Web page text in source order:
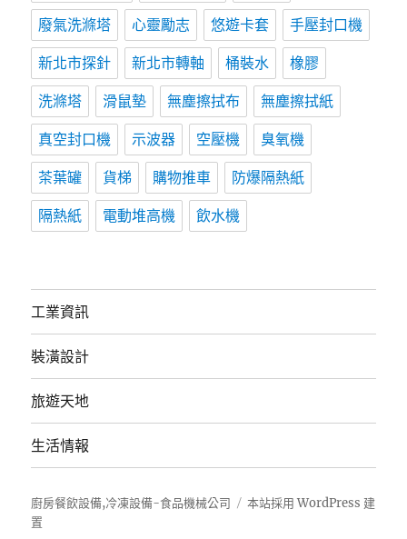
廢氣洗滌塔 心靈勵志 悠遊卡套 手壓封口機
新北市探針 新北市轉軸 桶裝水 橡膠
洗滌塔 滑鼠墊 無塵擦拭布 無塵擦拭紙
真空封口機 示波器 空壓機 臭氧機
茶葉罐 貨梯 購物推車 防爆隔熱紙
隔熱紙 電動堆高機 飲水機
工業資訊
裝潢設計
旅遊天地
生活情報
廚房餐飲設備,冷凍設備-食品機械公司
本站採用 WordPress 建
置